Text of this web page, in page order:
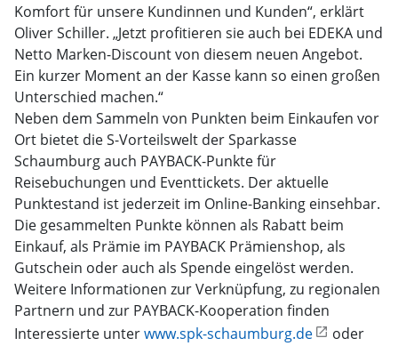
Komfort für unsere Kundinnen und Kunden“, erklärt
Oliver Schiller. „Jetzt profitieren sie auch bei EDEKA und
Netto Marken-Discount von diesem neuen Angebot.
Ein kurzer Moment an der Kasse kann so einen großen
Unterschied machen.“
Neben dem Sammeln von Punkten beim Einkaufen vor
Ort bietet die S-Vorteilswelt der Sparkasse
Schaumburg auch PAYBACK-Punkte für
Reisebuchungen und Eventtickets. Der aktuelle
Punktestand ist jederzeit im Online-Banking einsehbar.
Die gesammelten Punkte können als Rabatt beim
Einkauf, als Prämie im PAYBACK Prämienshop, als
Gutschein oder auch als Spende eingelöst werden.
Weitere Informationen zur Verknüpfung, zu regionalen
Partnern und zur PAYBACK-Kooperation finden
Interessierte unterwww.spk-schaumburg.de
oder